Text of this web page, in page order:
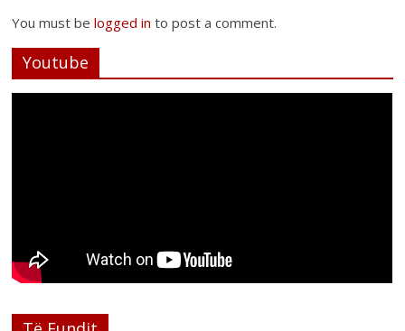
You must belogged in to post a comment.
Youtube